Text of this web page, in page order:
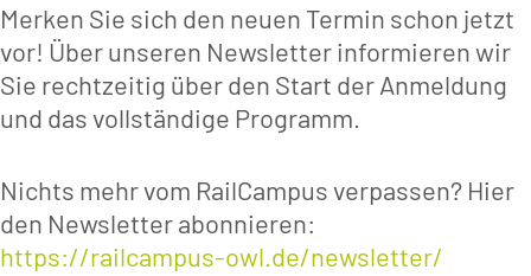
Merken Sie sich den neuen Termin schon jetzt
vor! Über unseren Newsletter informieren wir
Sie rechtzeitig über den Start der Anmeldung
und das vollständige Programm.
Nichts mehr vom RailCampus verpassen? Hier
den Newsletter abonnieren:
https://railcampus-owl.de/newsletter/